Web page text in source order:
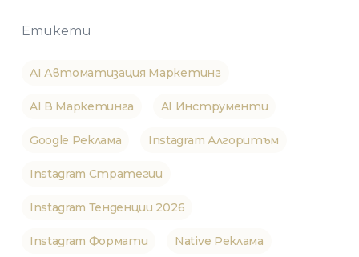
Етикети
AI Автоматизация Маркетинг
AI В Маркетинга AI Инструменти
Google Реклама Instagram Алгоритъм
Instagram Стратегии
Instagram Тенденции 2026
Instagram Формати Native Реклама